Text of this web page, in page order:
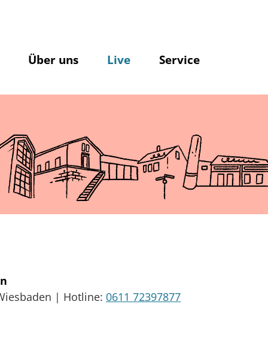
Über uns Live Service
| Hotline: 0611 72397877